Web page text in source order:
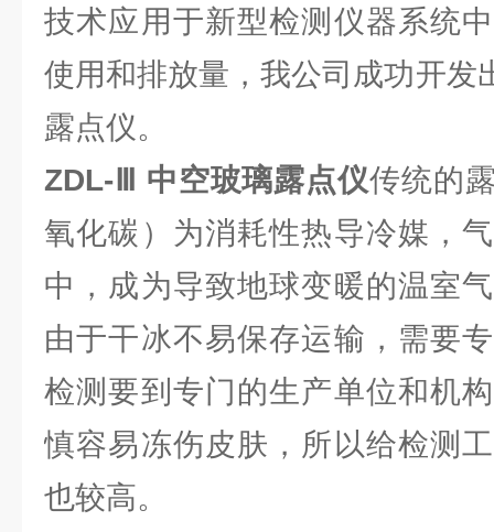
技术应用于新型检测仪器系统
使用和排放量，我公司成功开发
露点仪。
ZDL-Ⅲ 中空玻璃露点仪传统的
氧化碳）为消耗性热导冷媒，
中，成为导致地球变暖的温室
由于干冰不易保存运输，需要
检测要到专门的生产单位和机
慎容易冻伤皮肤，所以给检测
也较高。